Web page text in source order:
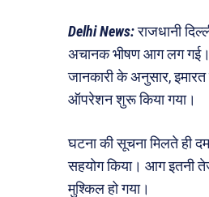
Delhi News:राजधानी
अचानक भीषण आग लग
जानकारी के अनुसार,
ऑपरेशन शुरू किया गया।
घटना की सूचना मिलते ही
सहयोग किया। आग इतनी
मुश्किल हो गया।